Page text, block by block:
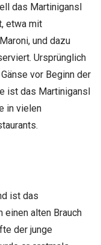
das Martinigansl
etwa mit
und dazu
Ursprünglich
vor Beginn der
ist das Martinigansl
in vielen
ist das
einen alten Brauch
der junge